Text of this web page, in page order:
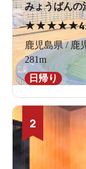
みょうばんの
★★★★★
鹿児島県 / 鹿
281m
日帰り
2